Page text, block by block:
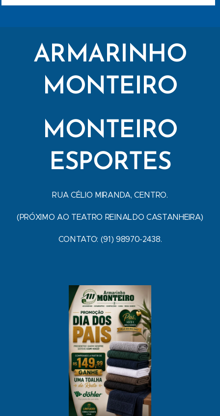
ARMARINHO
MONTEIRO
MONTEIRO
ESPORTES
RUA CÉLIO MIRANDA, CENTRO.
(PRÓXIMO AO TEATRO REINALDO CASTANHEIRA)
CONTATO: (91) 98970-2438.